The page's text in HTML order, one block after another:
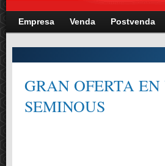
Empresa Venda Postvenda
GRAN OFERTA
SEMINOUS